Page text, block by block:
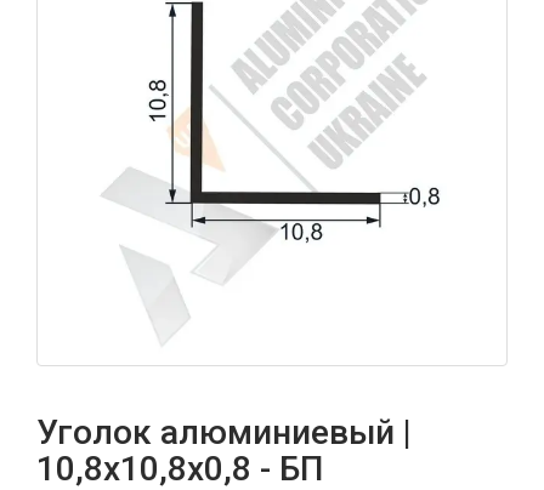
Уголок алюминиевый |
10,8х10,8х0,8 - БП